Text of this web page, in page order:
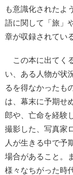
も意識化されたよ
語に関して「旅」
章が収録されてい
この本に出てく
い、ある人物が状
るを得なかったも
は、幕末に予期せ
郎や、亡命を経験
撮影した、写真家
人が生きる中で予
場合があること。
様々なちがった時